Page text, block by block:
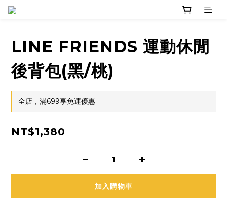
LINE FRIENDS 運動休閒
後背包(黑/桃)
全店，滿699享免運優惠
NT$1,380
加入購物車